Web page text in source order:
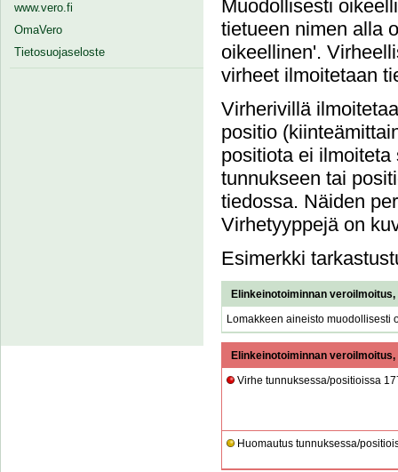
www.vero.fi
OmaVero
Tietosuojaseloste
Muodollisesti
tietueen nimen alla
oikeellinen'.
virheet ilmoitetaan
Virherivillä
positio
positiota ei
tunnukseen tai
tiedossa. Näiden
Virhetyyppejä on
Esimerkki
Elinkeinotoiminnan
Lomakkeen aineisto muodollisesti
Elinkeinotoiminnan
Virhe tunnuksessa/positioissa
Huomautus tunnuksessa/